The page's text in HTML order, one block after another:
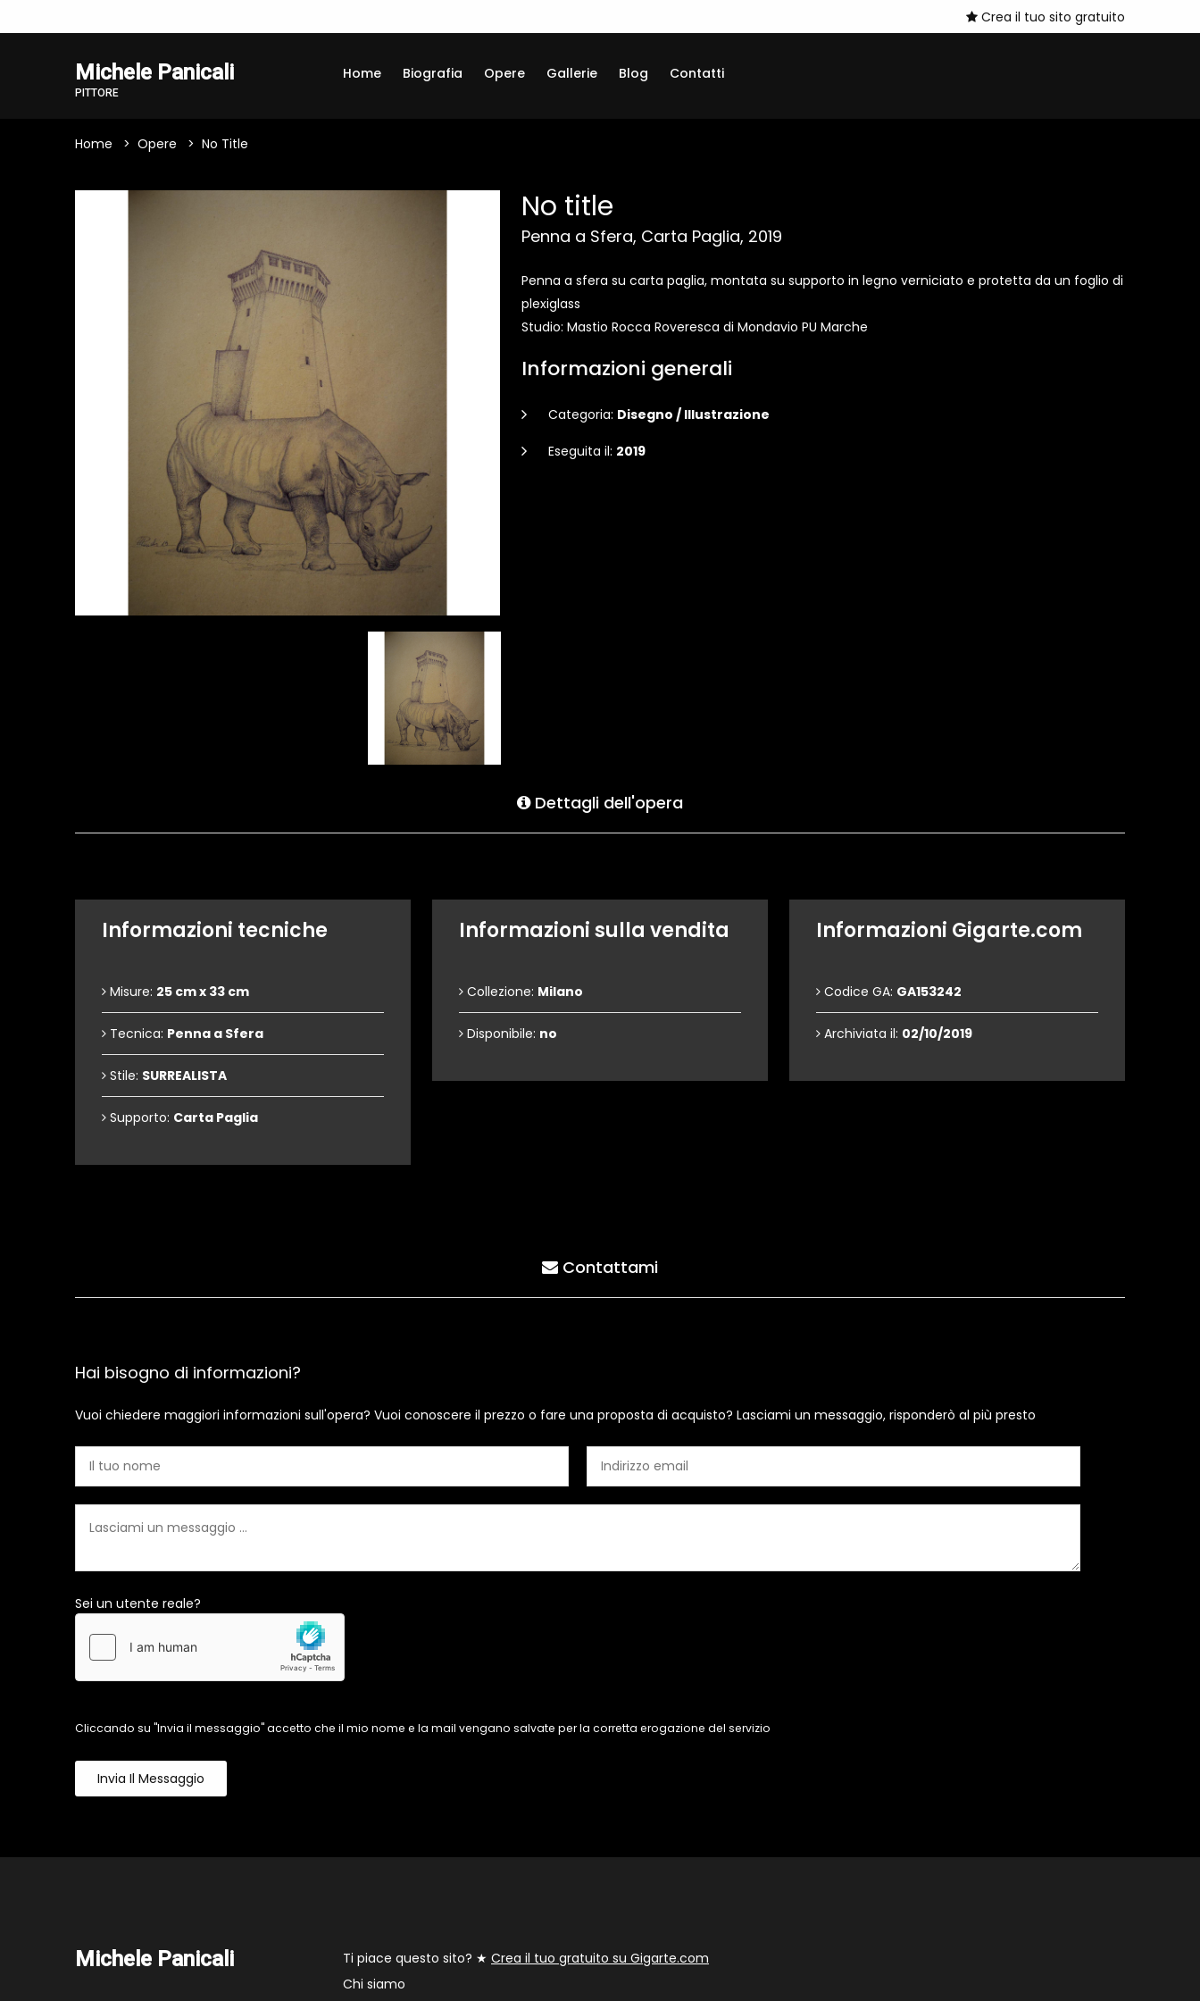
Crea il tuo sito gratuito
Michele Panicali
PITTORE
Home Biografia Opere Gallerie Blog Contatti
Home Opere No Title
No title
Penna a Sfera, Carta Paglia, 2019
Penna a sfera su carta paglia, montata su supporto in legno verniciato e protetta da un foglio di
plexiglass
Studio: Mastio Rocca Roveresca di Mondavio PU Marche
Informazioni generali
Categoria: Disegno / Illustrazione
Eseguita il: 2019
Dettagli dell'opera
Informazioni tecniche
Misure: 25 cm x 33 cm
Tecnica: Penna a Sfera
Stile: SURREALISTA
Supporto: Carta Paglia
Informazioni sulla vendita
Collezione: Milano
Disponibile: no
Informazioni Gigarte.com
Codice GA: GA153242
Archiviata il: 02/10/2019
Contattami
Hai bisogno di informazioni?
Vuoi chiedere maggiori informazioni sull'opera? Vuoi conoscere il prezzo o fare una proposta di acquisto? Lasciami un messaggio, risponderò al più presto
Sei un utente reale?
Cliccando su "Invia il messaggio" accetto che il mio nome e la mail vengano salvate per la corretta erogazione del servizio
Invia Il Messaggio
Michele Panicali Ti piace questo sito? ★ Crea il tuo gratuito su Gigarte.com
Chi siamo